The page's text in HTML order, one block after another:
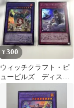
¥300
ウィッチクラフト・ピ
ューピルズ ディスト